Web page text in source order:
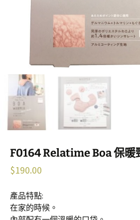
F0164 Relatime Boa 保暖
$190.00
產品特點:
在家的時候。